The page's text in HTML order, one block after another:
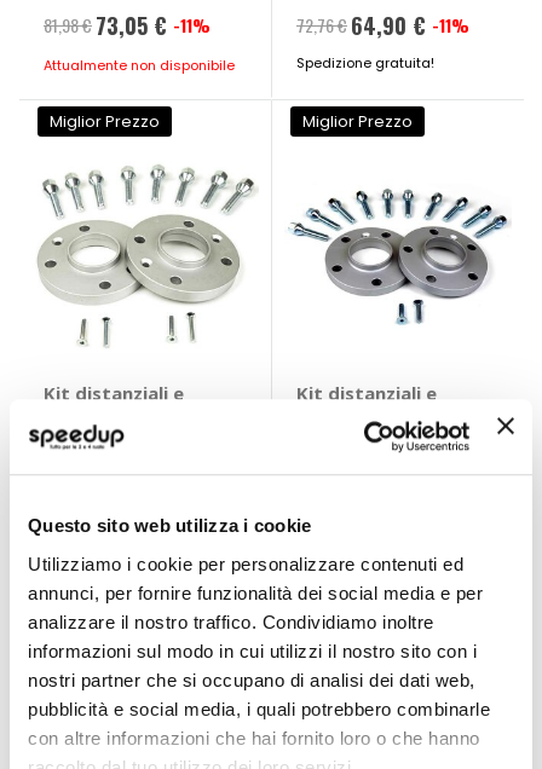
Questo sito web utilizza i cookie
Utilizziamo i cookie per personalizzare contenuti ed
annunci, per fornire funzionalità dei social media e per
analizzare il nostro traffico. Condividiamo inoltre
informazioni sul modo in cui utilizzi il nostro sito con i
nostri partner che si occupano di analisi dei dati web,
pubblicità e social media, i quali potrebbero combinarle
con altre informazioni che hai fornito loro o che hanno
81,98 € Prezzo
speciale
73,05 € -11%
Attualmente non disponibile
72,76 € Prezzo
speciale
64,90 € -11%
Spedizione gratuita!
Miglior Prezzo
Kit distanziali e
ATHENA
ATHENA
Diam. 56,5mm M12x1,50
speciale
CONSEGNA IN Spedizione
Miglior Prezzo
Kit distanziali e
bulloni O-P1742C -
ATHENA
Bulloni conici 17mm 5x110
Diam. 65mm M12x1,25
Spedizione gratuita!
Miglior Prezzo Miglior Prezzo